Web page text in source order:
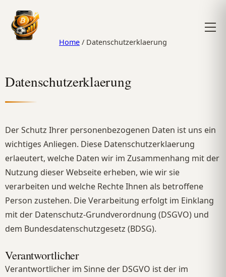
Home / Datenschutzerklaerung
Datenschutzerklaerung
Der Schutz Ihrer personenbezogenen Daten ist uns ein
wichtiges Anliegen. Diese Datenschutzerklaerung
erlaeutert, welche Daten wir im Zusammenhang mit der
Nutzung dieser Webseite erheben, wie wir sie
verarbeiten und welche Rechte Ihnen als betroffene
Person zustehen. Die Verarbeitung erfolgt im Einklang
mit der Datenschutz-Grundverordnung (DSGVO) und
dem Bundesdatenschutzgesetz (BDSG).
Verantwortlicher
Verantwortlicher im Sinne der DSGVO ist der im